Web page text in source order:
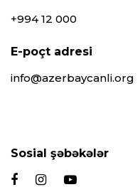
+994 12 000
E-poçt adresi
info@azerbaycanli.org
Sosial şəbəkələr